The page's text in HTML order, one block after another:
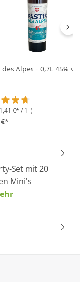
5 Sternen
des Alpes - 0,7L 45% vol
€* / 1 l)
Set mit 20
Mini's